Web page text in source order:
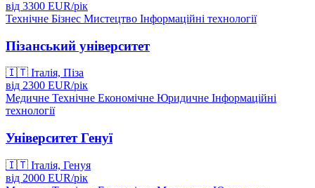
від 3300 EUR/рік
Технічне Бізнес Мистецтво Інформаційні технології
Пізанський університет
🇮🇹 Італія, Піза
від 2300 EUR/рік
Медичне Технічне Економічне Юридичне Інформаційні
технології
Університет Генуї
🇮🇹 Італія, Генуя
від 2000 EUR/рік